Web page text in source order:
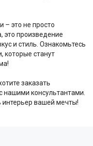
– это не просто
это произведение
и стиль. Ознакомьтесь
которые станут
заказать
нашими консультантами.
вашей мечты!